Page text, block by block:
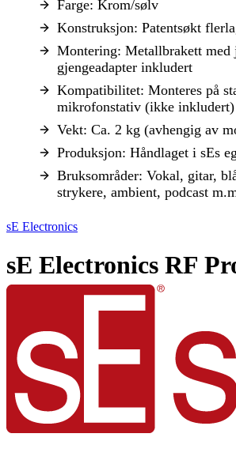
Farge: Krom/sølv
Konstruksjon: Patentsøkt
Montering: Metallbrakett med
gjengeadapter inkludert
Kompatibilitet: Monteres på
mikrofonstativ (ikke inkludert)
Vekt: Ca. 2 kg (avhengig av
Produksjon: Håndlaget i sEs
Bruksområder: Vokal, gitar,
strykere, ambient, podcast
sE Electronics
sE Electronics RF